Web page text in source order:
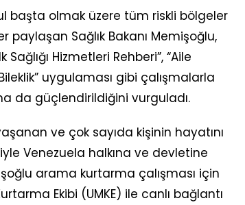
başta olmak üzere tüm riskli bölgeler
Sağlık Bakanı Memişoğlu,
Hizmetleri Rehberi”, “Aile
Bileklik” uygulaması gibi çalışmalarla
da güçlendirildiğini vurguladı.
ve çok sayıda kişinin hayatını
Venezuela halkına ve devletine
arama kurtarma çalışması için
Ekibi (UMKE) ile canlı bağlantı